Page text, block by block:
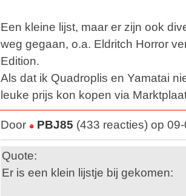
Een kleine lijst, maar er zijn ook
weg gegaan, o.a. Eldritch Horror
Edition.
Als dat ik Quadroplis en Yamatai
leuke prijs kon kopen via
Door PBJ85 (433 reacties) op
Quote:
Er is een klein lijstje bij gekomen: